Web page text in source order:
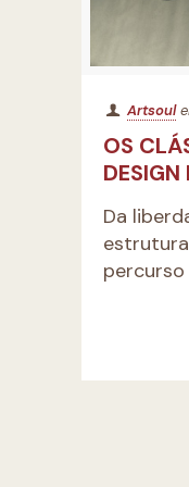
Artsoul
OS
DESIGN
Da